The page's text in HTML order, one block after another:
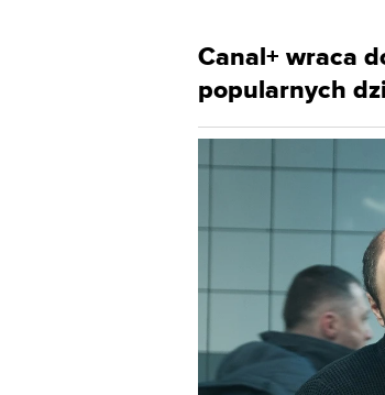
Canal+ wraca
popularnych